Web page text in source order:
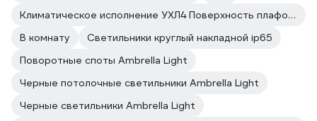
Климатическое исполнение УХЛ4 Поверхность плафона/арматуры матовая/матовая
В комнату
Светильники круглый накладной ip65
Поворотные споты Ambrella Light
Черные потолочные светильники Ambrella Light
Черные светильники Ambrella Light